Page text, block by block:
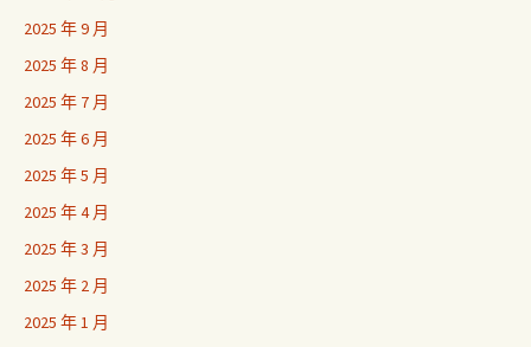
2025 年 9 月
2025 年 8 月
2025 年 7 月
2025 年 6 月
2025 年 5 月
2025 年 4 月
2025 年 3 月
2025 年 2 月
2025 年 1 月